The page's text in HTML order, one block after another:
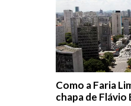
Como a Faria
chapa de